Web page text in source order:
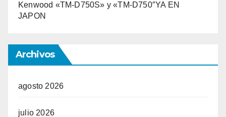
Kenwood «TM-D750S» y «TM-D750″YA EN
JAPON
Archivos
agosto 2026
julio 2026